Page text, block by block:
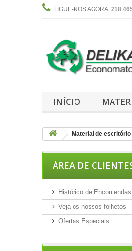
LIGUE-NOS AGORA: 218
INÍCIO
Material de escritório
ÁREA DE
Histórico de Encomendas
Veja os nossos folhetos
Ofertas Especiais